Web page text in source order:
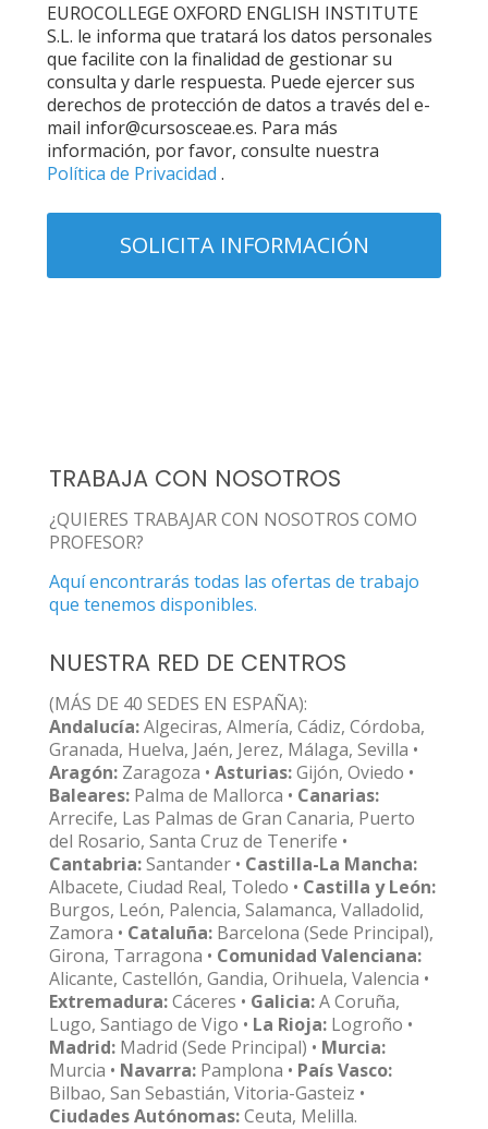
EUROCOLLEGE OXFORD ENGLISH INSTITUTE
S.L. le informa que tratará los datos personales
que facilite con la finalidad de gestionar su
consulta y darle respuesta. Puede ejercer sus
derechos de protección de datos a través del e-
mail infor@cursosceae.es. Para más
información, por favor, consulte nuestra
Política de Privacidad .
TRABAJA CON NOSOTROS
¿QUIERES TRABAJAR CON NOSOTROS COMO
PROFESOR?
Aquí encontrarás todas las ofertas de trabajo
que tenemos disponibles.
NUESTRA RED DE CENTROS
(MÁS DE 40 SEDES EN ESPAÑA):
Andalucía:Algeciras, Almería, Cádiz, Córdoba,
Granada, Huelva, Jaén, Jerez, Málaga, Sevilla •
Aragón: Zaragoza • Asturias:Gijón, Oviedo •
Baleares: Palma de Mallorca • Canarias:
Arrecife, Las Palmas de Gran Canaria, Puerto
del Rosario, Santa Cruz de Tenerife •
Cantabria:Santander • Castilla-La Mancha:
Albacete, Ciudad Real, Toledo • Castilla y León:
Burgos, León, Palencia, Salamanca, Valladolid,
Zamora • Cataluña: Barcelona (Sede Principal),
Girona, Tarragona • Comunidad Valenciana:
Alicante, Castellón, Gandia, Orihuela, Valencia •
Extremadura:Cáceres • Galicia:A Coruña,
Lugo, Santiago de Vigo • La Rioja: Logroño •
Madrid: Madrid (Sede Principal) • Murcia:
Murcia • Navarra: Pamplona • País Vasco:
Bilbao, San Sebastián, Vitoria-Gasteiz •
Ciudades Autónomas:Ceuta, Melilla.